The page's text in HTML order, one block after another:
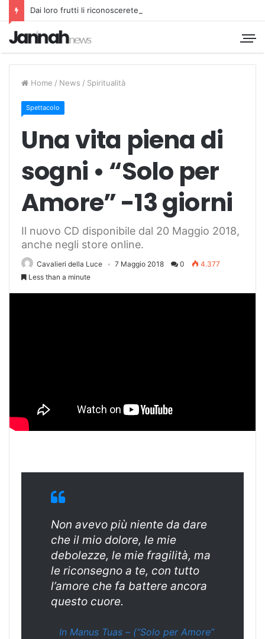
Dai loro frutti li riconoscerete
Home / News / Spiritualità
Spettacolo
Una vita piena di
sogni • “Solo per
Amore” -13 giorni
Il nuovo CD disponibile dal 20 Maggio 2018,
anche negli store online.
Cavalieri della Luce 7 Maggio 2018 0
4.377
Less than a minute
Non avevo più niente da dare
che il mio dolore, le mie
debolezze, le mie fragilità, ma
le riconsegno a te, con tutto
l’amore che fa battere ancora
questo cuore.
In Manus Tuas – (“Solo per Amore”